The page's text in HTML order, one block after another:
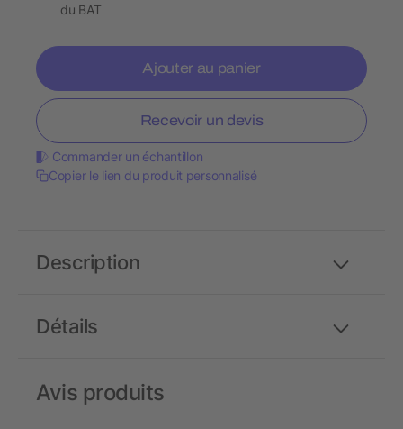
du BAT
Ajouter au panier
Recevoir un devis
Commander un échantillon
Copier le lien du produit personnalisé
Détails
Description
Avis produits